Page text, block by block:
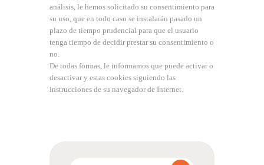
análisis, le hemos solicitado su consentimiento para
su uso, que en todo caso se instalarán pasado un
plazo de tiempo prudencial para que el usuario
tenga tiempo de decidir prestar su consentimiento o
no.
De todas formas, le informamos que puede activar o
desactivar y estas cookies siguiendo las
instrucciones de su navegador de Internet.